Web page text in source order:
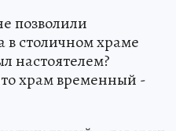
позволили
в столичном храме
настоятелем?
храм временный -